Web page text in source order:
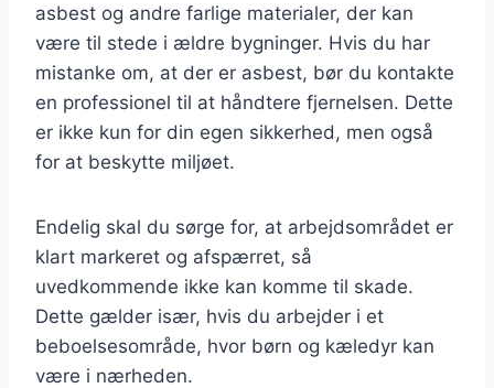
asbest og andre farlige materialer, der kan
være til stede i ældre bygninger. Hvis du har
mistanke om, at der er asbest, bør du kontakte
en professionel til at håndtere fjernelsen. Dette
er ikke kun for din egen sikkerhed, men også
for at beskytte miljøet.
Endelig skal du sørge for, at arbejdsområdet er
klart markeret og afspærret, så
uvedkommende ikke kan komme til skade.
Dette gælder især, hvis du arbejder i et
beboelsesområde, hvor børn og kæledyr kan
være i nærheden.